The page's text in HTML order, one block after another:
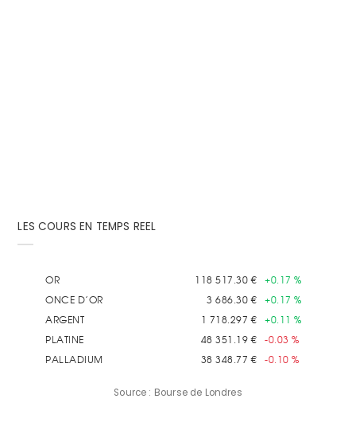
LES COURS EN TEMPS REEL
Source : Bourse de Londres